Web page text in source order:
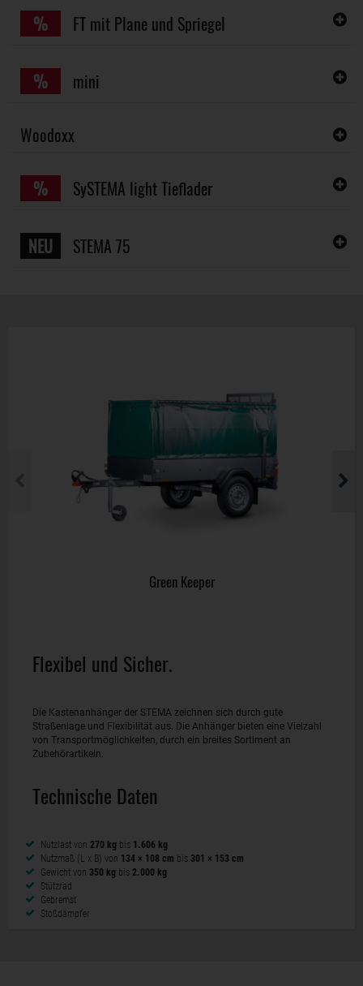
% FT mit Plane und Spriegel
% mini
Woodoxx
% SySTEMA light Tieflader
NEU STEMA 75
Green Keeper
Flexibel und Sicher.
Die Kastenanhänger der STEMA zeichnen sich durch gute
Straßenlage und Flexibilität aus. Die Anhänger bieten eine Vielzahl
von Transportmöglichkeiten, durch ein breites Sortiment an
Zubehörartikeln.
Technische Daten
Nutzlast von 270 kg bis 1.606 kg
Nutzmaß (L x B) von 134 × 108 cm bis 301 × 153 cm
Gewicht von 350 kg bis 2.000 kg
Stützrad
Gebremst
Stoßdämpfer